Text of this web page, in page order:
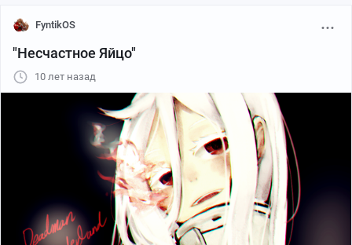
FyntikOS
"Несчастное Яйцо"
10 лет назад